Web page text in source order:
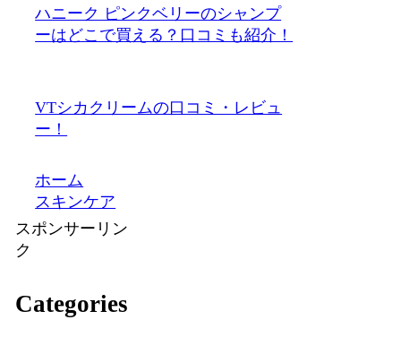
ハニーク ピンクベリーのシャンプ
ーはどこで買える？口コミも紹介！
VTシカクリームの口コミ・レビュ
ー！
ホーム
スキンケア
スポンサーリン
ク
Categories